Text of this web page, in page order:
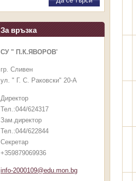
За връзка
СУ " П.К.ЯВОРОВ'
гр. Сливен
ул. " Г. С. Раковски" 20-А
Директор
Тел.:044/624317
Зам.директор
Тел.:044/622844
Секретар
+359879069936
info-2000109@edu.mon.bg